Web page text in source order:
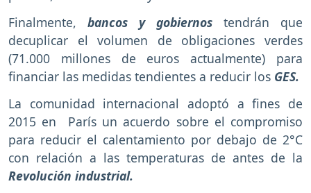
Finalmente, bancos y gobiernos tendrán que
decuplicar el volumen de obligaciones verdes
(71.000 millones de euros actualmente) para
financiar las medidas tendientes a reducir los GES.
La comunidad internacional adoptó a fines de
2015 en París un acuerdo sobre el compromiso
para reducir el calentamiento por debajo de 2°C
con relación a las temperaturas de antes de la
Revolución industrial.